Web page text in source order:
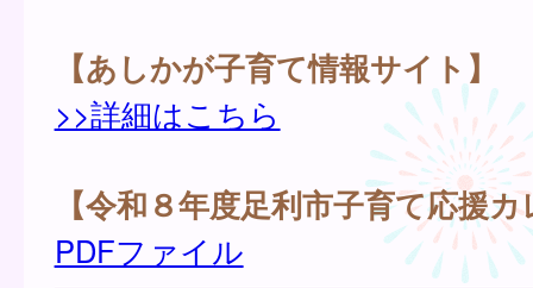
【あしかが子育て情報サイト】
>>詳細はこちら
【令和８年度足利市子育て応援
PDFファイル